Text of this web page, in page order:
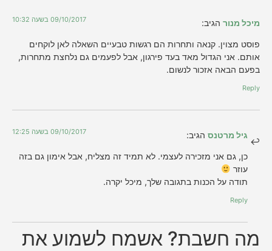
מיכל מנור הגיב: 09/10/2017 בשעה 10:32
פוסט מצוין. קנאה ותחרות הם רגשות טבעיים השאלה לאן לוקחים
אותם. אני הגדול מאד בעד פירגון, אבל לפעמים גם נלחצת מתחרות,
בפעם הבאה אזכור לנשום.
Reply
גיל מרטנס הגיב: 09/10/2017 בשעה 12:25
כן, גם אני מזכירה לעצמי. לא תמיד זה מצליח, אבל אימון גם בזה
עוזר
תודה על הכנות בתגובה שלך, מיכל יקרה.
Reply
מה חשבת? אשמח לשמוע את